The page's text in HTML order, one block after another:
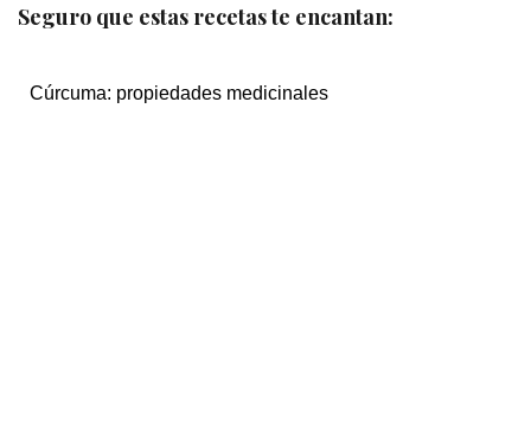
Seguro que estas recetas te encantan:
Cúrcuma: propiedades medicinales